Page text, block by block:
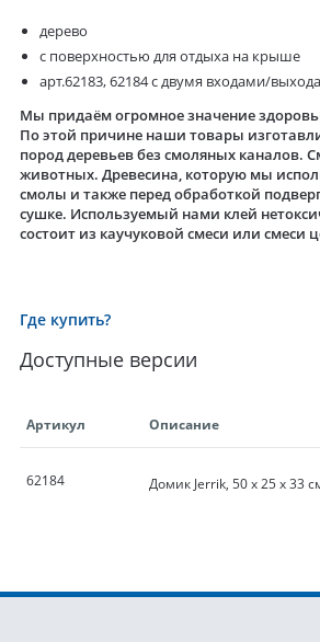
дерево
с поверхностью для отдыха на крыше
арт.62183, 62184 с двумя входами/
Мы придаём огромное значение
По этой причине наши товары
пород деревьев без смоляных каналов.
животных. Древесина, которую мы
смолы и также перед обработкой
сушке. Используемый нами клей
состоит из каучуковой смеси или смеси
Где купить?
Доступные версии
Артикул Описание
62184 Домик Jerrik, 50 x 25 x 33